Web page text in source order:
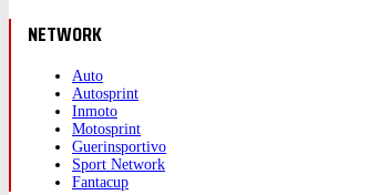
NETWORK
Auto
Autosprint
Inmoto
Motosprint
Guerinsportivo
Sport Network
Fantacup